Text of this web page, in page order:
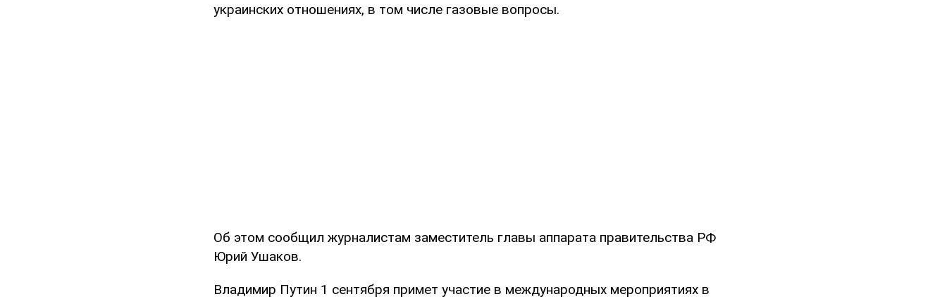
украинских отношениях, в том числе газовые вопросы.
Об этом сообщил журналистам заместитель главы аппарата правительства РФ
Юрий Ушаков.
Владимир Путин 1 сентября примет участие в международных мероприятиях в